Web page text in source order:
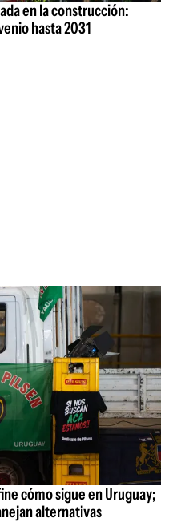
en la construcción:
hasta 2031
cómo sigue en Uruguay;
alternativas